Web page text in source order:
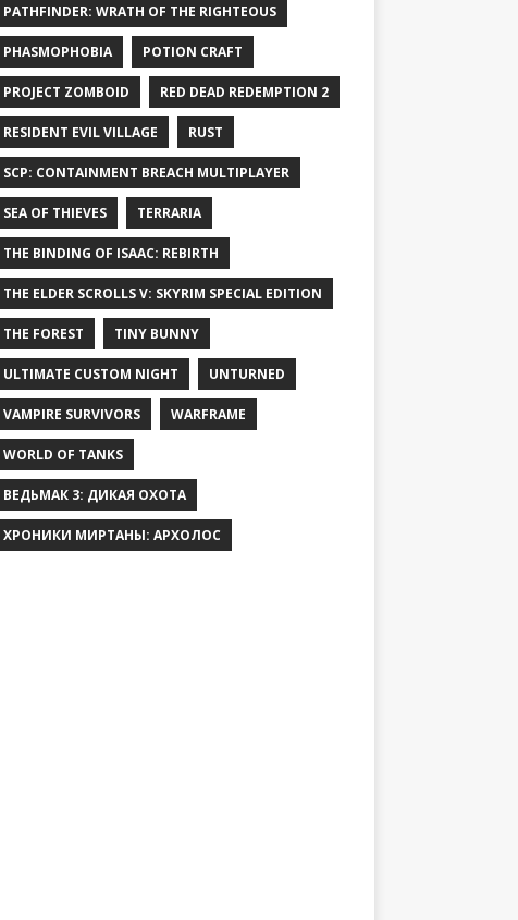
PATHFINDER: WRATH OF THE RIGHTEOUS
PHASMOPHOBIA POTION CRAFT
PROJECT ZOMBOID RED DEAD REDEMPTION 2
RESIDENT EVIL VILLAGE RUST
SCP: CONTAINMENT BREACH MULTIPLAYER
SEA OF THIEVES TERRARIA
THE BINDING OF ISAAC: REBIRTH
THE ELDER SCROLLS V: SKYRIM SPECIAL EDITION
THE FOREST TINY BUNNY
ULTIMATE CUSTOM NIGHT UNTURNED
VAMPIRE SURVIVORS WARFRAME
WORLD OF TANKS
ВЕДЬМАК 3: ДИКАЯ ОХОТА
ХРОНИКИ МИРТАНЫ: АРХОЛОС